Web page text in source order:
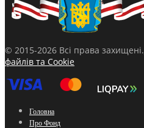
© 2015-2026 Всі права захищені.
файлів та Cookie
Головна
Про Фонд